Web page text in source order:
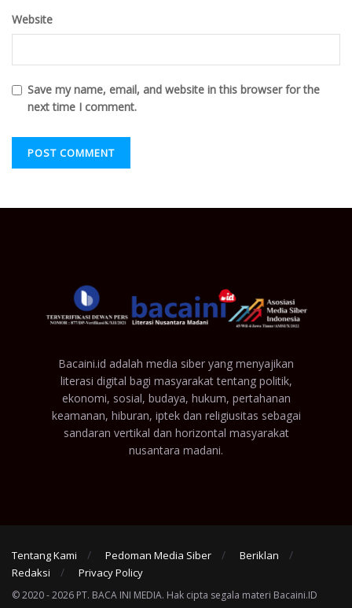
Website
Save my name, email, and website in this browser for the
next time I comment.
Bacaini.id adalah media siber yang menyajikan
literasi digital bagi masyarakat tentang politik,
ekonomi, sosial, budaya, hukum, pertahanan
keamanan, hiburan, iptek dan religiusitas sebagai
sandaran vertikal dan horizontal masyarakat
nusantara madani.
Tentang Kami Pedoman Media Siber
Beriklan
Redaksi
Privacy Policy
© 2020 - 2026 PT. BACA INI MEDIA. Hak cipta segala materi Bacaini.ID